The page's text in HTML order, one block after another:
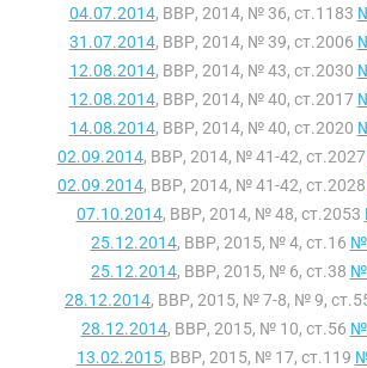
04.07.2014, ВВР, 2014, № 36, ст.1183
31.07.2014, ВВР, 2014, № 39, ст.2006
12.08.2014, ВВР, 2014, № 43, ст.2030
12.08.2014, ВВР, 2014, № 40, ст.2017
14.08.2014, ВВР, 2014, № 40, ст.2020
02.09.2014, ВВР, 2014, № 41-42, ст.2027
02.09.2014, ВВР, 2014, № 41-42, ст.2028
07.10.2014, ВВР, 2014, № 48, ст.2053
25.12.2014, ВВР, 2015, № 4, ст.16 №
25.12.2014, ВВР, 2015, № 6, ст.38 №
28.12.2014, ВВР, 2015, № 7-8, № 9,
28.12.2014, ВВР, 2015, № 10, ст.56 №
13.02.2015, ВВР, 2015, № 17, ст.119